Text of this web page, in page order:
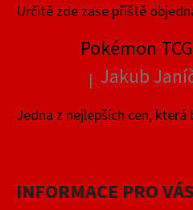
Určitě zde zase příště
Hodnocení
| Jakub
Jedna z nejlepších cen,
INFORMACE PRO VÁS